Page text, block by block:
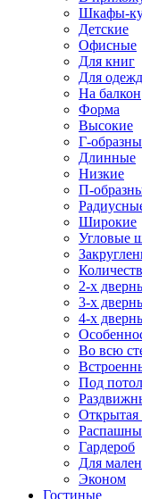
Шкафы-
Детские
Офисные
Для книг
Для
На балкон
Форма
Высокие
Г-
Длинные
Низкие
П-
Широкие
Угловые
2-х
3-х
4-х
Во всю
Под
Открытая
Гардероб
Для
Эконом
Гостиные